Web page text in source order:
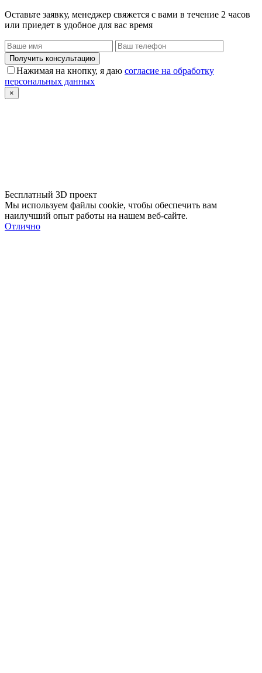
Оставьте заявку, менеджер свяжется с вами в течение 2 часов
или приедет в удобное для вас время
Получить консультацию
Нажимая на кнопку, я даю согласие на обработку
персональных данных
×
Бесплатный 3D проект
Мы используем файлы cookie, чтобы обеспечить вам
наилучший опыт работы на нашем веб-сайте.
Отлично